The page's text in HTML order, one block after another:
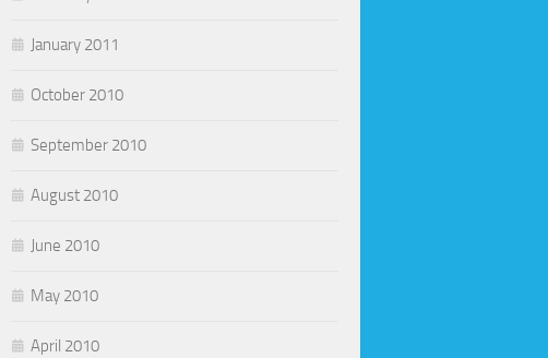
January 2011
October 2010
September 2010
August 2010
June 2010
May 2010
April 2010